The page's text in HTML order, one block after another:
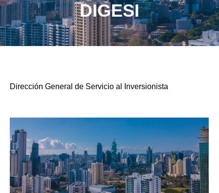
DIGESI
Dirección General de Servicio al Inversionista